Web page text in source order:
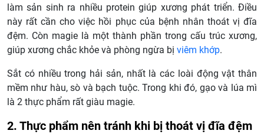
làm sản sinh ra nhiều protein giúp xương phát triển. Điều
này rất cần cho việc hồi phục của bệnh nhân thoát vị đĩa
đệm. Còn magie là một thành phần trong cấu trúc xương,
giúp xương chắc khỏe và phòng ngừa bị viêm khớp.
Sắt có nhiều trong hải sản, nhất là các loài động vật thân
mềm như hàu, sò và bạch tuộc. Trong khi đó, gạo và lúa mì
là 2 thực phẩm rất giàu magie.
2. Thực phẩm nên tránh khi bị thoát vị đĩa đệm